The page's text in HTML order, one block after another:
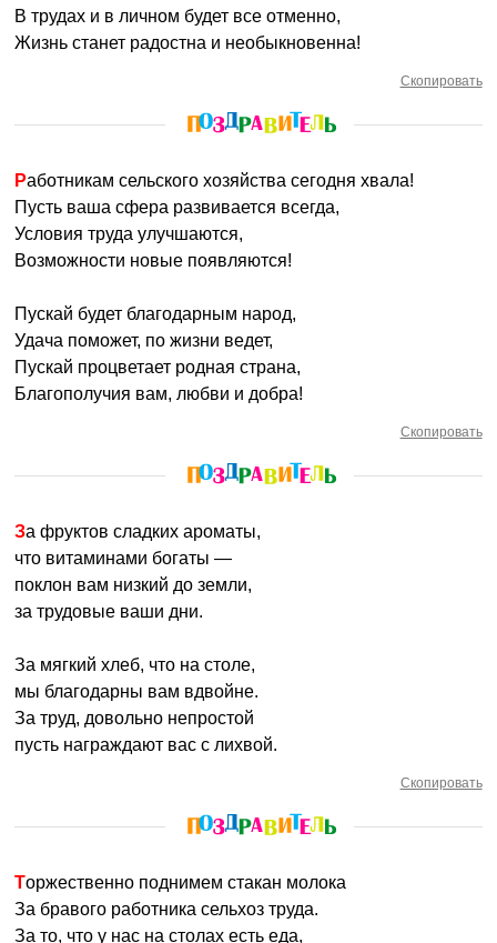
В трудах и в личном будет все отменно,
Жизнь станет радостна и необыкновенна!
Скопировать
Работникам сельского хозяйства сегодня хвала!
Пусть ваша сфера развивается всегда,
Условия труда улучшаются,
Возможности новые появляются!
Пускай будет благодарным народ,
Удача поможет, по жизни ведет,
Пускай процветает родная страна,
Благополучия вам, любви и добра!
Скопировать
За фруктов сладких ароматы,
что витаминами богаты —
поклон вам низкий до земли,
за трудовые ваши дни.
За мягкий хлеб, что на столе,
мы благодарны вам вдвойне.
За труд, довольно непростой
пусть награждают вас с лихвой.
Скопировать
Торжественно поднимем стакан молока
За бравого работника сельхоз труда.
За то, что у нас на столах есть еда,